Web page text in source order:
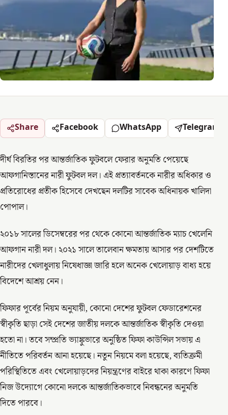
Share Facebook WhatsApp Telegram
দীর্ঘ বিরতির পর আন্তর্জাতিক ফুটবলে ফেরার অনুমতি পেয়েছে
আফগানিস্তানের নারী ফুটবল দল। এই প্রত্যাবর্তনকে নারীর অধিকার ও
প্রতিরোধের প্রতীক হিসেবে দেখছেন দলটির সাবেক অধিনায়ক খালিদা
পোপাল।
২০১৮ সালের ডিসেম্বরের পর থেকে কোনো আন্তর্জাতিক ম্যাচ খেলেনি
আফগান নারী দল। ২০২১ সালে তালেবান ক্ষমতায় আসার পর দেশটিতে
নারীদের খেলাধুলায় নিষেধাজ্ঞা জারি হলে অনেক খেলোয়াড় বাধ্য হয়ে
বিদেশে আশ্রয় নেন।
ফিফার পূর্বের নিয়ম অনুযায়ী, কোনো দেশের ফুটবল ফেডারেশনের
স্বীকৃতি ছাড়া সেই দেশের জাতীয় দলকে আন্তর্জাতিক স্বীকৃতি দেওয়া
হতো না। তবে সম্প্রতি ভ্যাঙ্কুভারে অনুষ্ঠিত ফিফা কাউন্সিল সভায় এ
নীতিতে পরিবর্তন আনা হয়েছে। নতুন নিয়মে বলা হয়েছে, ব্যতিক্রমী
পরিস্থিতিতে এবং খেলোয়াড়দের নিয়ন্ত্রণের বাইরে থাকা কারণে ফিফা
নিজ উদ্যোগে কোনো দলকে আন্তর্জাতিকভাবে নিবন্ধনের অনুমতি
দিতে পারবে।